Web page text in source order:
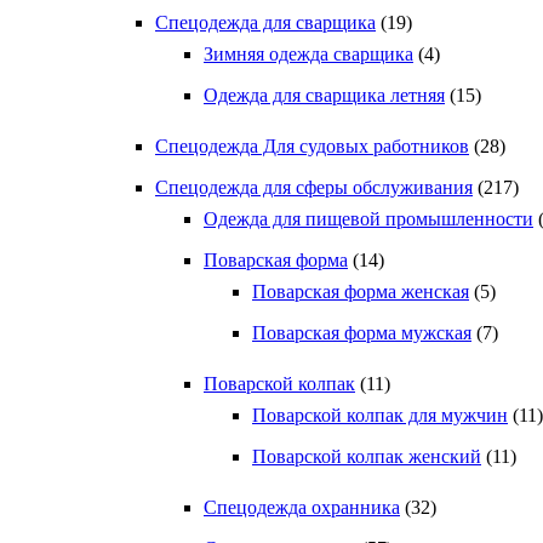
Спецодежда для сварщика (19)
Зимняя одежда сварщика (4)
Одежда для сварщика летняя (15)
Спецодежда Для судовых работников (28)
Спецодежда для сферы обслуживания (217)
Одежда для пищевой промышленности
Поварская форма (14)
Поварская форма женская (5)
Поварская форма мужская (7)
Поварской колпак (11)
Поварской колпак для мужчин (11)
Поварской колпак женский (11)
Спецодежда охранника (32)